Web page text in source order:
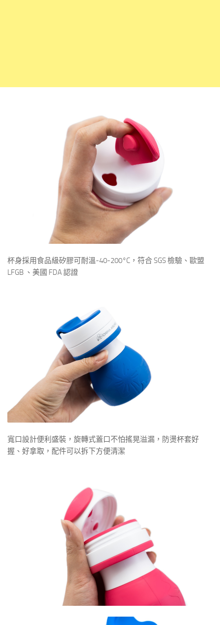
杯身採用食品級矽膠可耐溫-40-200°C，符合 SGS 檢驗、歐盟
LFGB 、美國 FDA 認證
寬口設計便利盛裝，旋轉式蓋口不怕搖晃溢漏，防燙杯套好
握、好拿取，配件可以拆下方便清潔